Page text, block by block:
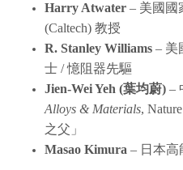
Harry Atwater – 美國國
(Caltech) 教授
R. Stanley Williams – 美
士 / 憶阻器先驅
Jien-Wei Yeh (葉均蔚) –
Alloys & Materials,
之父」
Masao Kimura – 日本高